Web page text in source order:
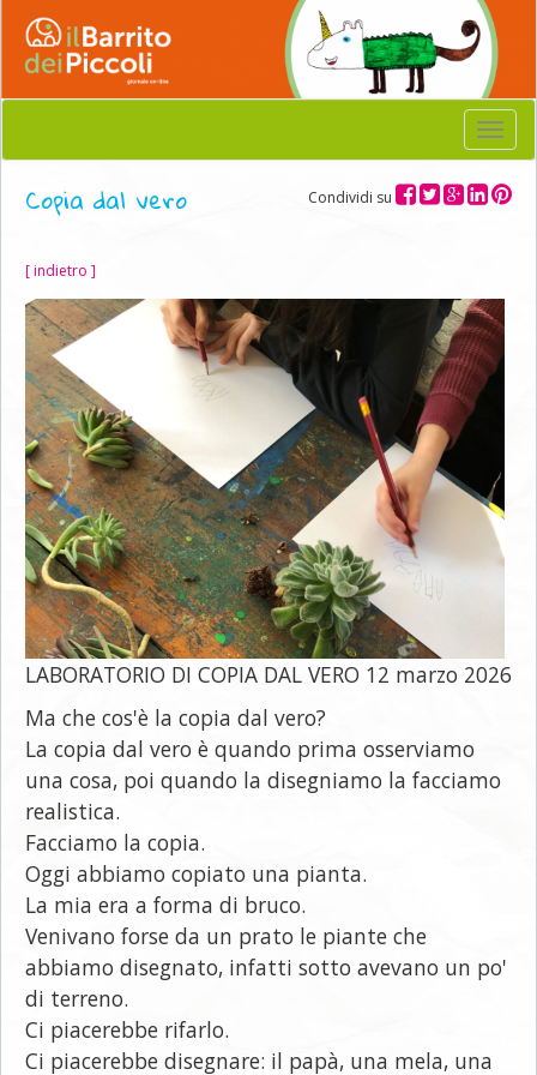
Menu
Condividi su
Copia dal vero
[ indietro ]
LABORATORIO DI COPIA DAL VERO 12 marzo 2026
Ma che cos'è la copia dal vero?
La copia dal vero è quando prima osserviamo
una cosa, poi quando la disegniamo la facciamo
realistica.
Facciamo la copia.
Oggi abbiamo copiato una pianta.
La mia era a forma di bruco.
Venivano forse da un prato le piante che
abbiamo disegnato, infatti sotto avevano un po'
di terreno.
Ci piacerebbe rifarlo.
Ci piacerebbe disegnare: il papà, una mela, una